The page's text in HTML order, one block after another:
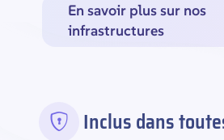
En savoir plus sur nos
infrastructures
Inclus dans